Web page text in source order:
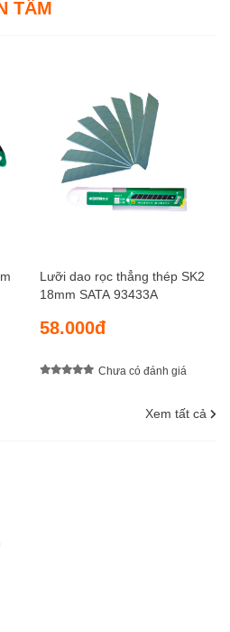
TÂM
Lưỡi dao rọc thẳng thép SK2
18mm SATA 93433A
58.000đ
Chưa có đánh giá
Xem tất cả